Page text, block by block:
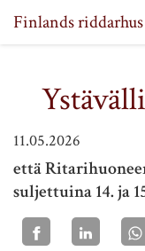
Finlands riddarhus
11.05.2026
että
suljettuina 14. ja